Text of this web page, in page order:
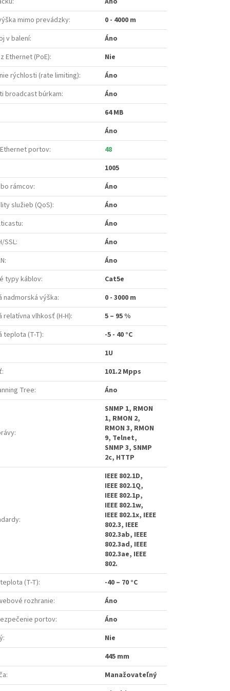
mimo prevádzky:
0 - 4000 m
v balení:
Áno
Ethernet (PoE):
Nie
rýchlosti (rate limiting):
Áno
broadcast búrkam:
Áno
64 MB
Áno
portov:
48
1005
rámcov:
Áno
služieb (QoS):
Áno
:
Áno
SSL:
Áno
:
Áno
typy káblov:
Cat5e
nadmorská výška:
0 - 3000 m
relatívna vlhkosť (H-H):
5 – 95 %
teplota (T-T):
-5 - 40 °C
1U
:
101.2 Mpps
Tree: Áno
:
SNMP 1, RMON
1, RMON 2,
RMON 3, RMON
9, Telnet,
SNMP 3, SNMP
2c, HTTP
:
IEEE 802.1D,
IEEE 802.1Q,
IEEE 802.1p,
IEEE 802.1w,
IEEE 802.1x, IEEE
802.3, IEEE
802.3ab, IEEE
802.3ad, IEEE
802.3ae, IEEE
802.
(T-T):
-40 – 70 °C
rozhranie:
Áno
portov:
Áno
:
Nie
445 mm
:
Manažovateľný